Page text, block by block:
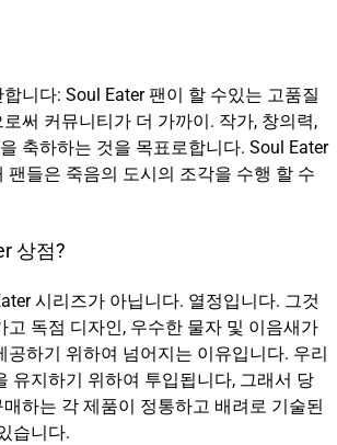
니다: Soul Eater 팬이 할 수있는 고품질
써 커뮤니티가 더 가까이. 작가, 창의력,
축하하는 것을 목표로합니다. Soul Eater
팬들은 죽음의 도시의 조각을 수행 할 수
상점?
시리즈가 아닙니다. 열정입니다. 그것
고 독점 디자인, 우수한 물자 및 이음새가
공하기 위하여 넘어지는 이유입니다. 우리
유지하기 위하여 투입됩니다, 그래서 당
하는 각 제품이 정통하고 배려로 기술된
습니다.